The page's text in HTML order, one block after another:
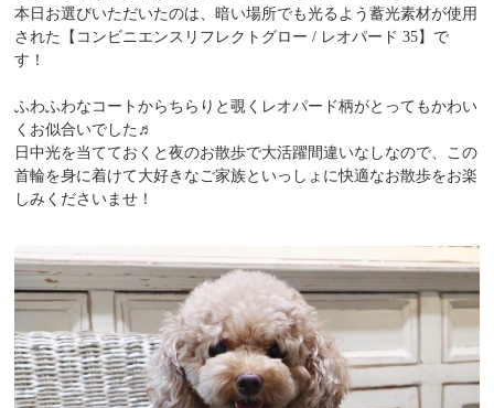
本日お選びいただいたのは、暗い場所でも光るよう蓄光素材が使用
された【コンビニエンスリフレクトグロー / レオパード 35】で
す！
ふわふわなコートからちらりと覗くレオパード柄がとってもかわい
くお似合いでした♬
日中光を当てておくと夜のお散歩で大活躍間違いなしなので、この
首輪を身に着けて大好きなご家族といっしょに快適なお散歩をお楽
しみくださいませ！